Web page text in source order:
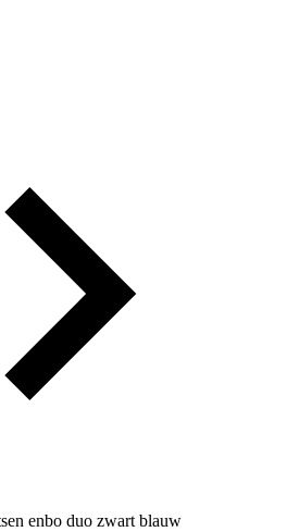
enbo duo zwart blauw